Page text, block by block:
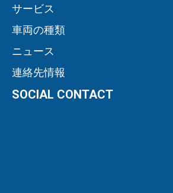
サービス
車両の種類
ニュース
連絡先情報
SOCIAL CONTACT